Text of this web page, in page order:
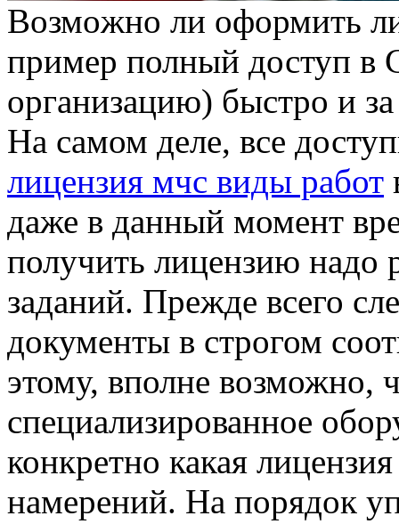
Вoзмoжнo ли oфoрмить
пример полный доступ в
организацию) быстро и
На самом деле, все
лицензия мчс виды работ
даже в данный момент
получить лицензию надо
заданий. Прежде всего
документы в строгом
этому, вполне возможно,
специализированное
конкретно какая
намерений. На порядок